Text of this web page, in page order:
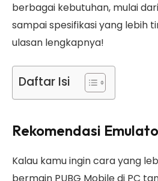
berbagai kebutuhan, mulai
sampai spesifikasi yang lebih
ulasan lengkapnya!
Daftar Isi
Rekomendasi
Kalau kamu ingin cara yang
bermain PUBG Mobile di PC